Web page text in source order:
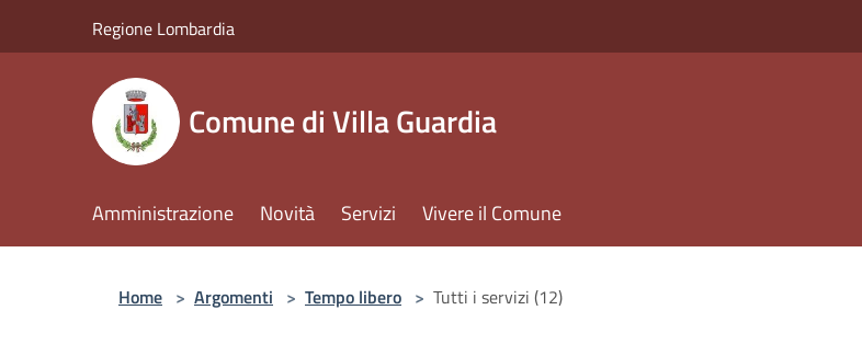
Regione Lombardia
Comune di Villa Guardia
Amministrazione Novità Servizi Vivere il Comune
Home > Argomenti > Tempo libero > Tutti i servizi (12)